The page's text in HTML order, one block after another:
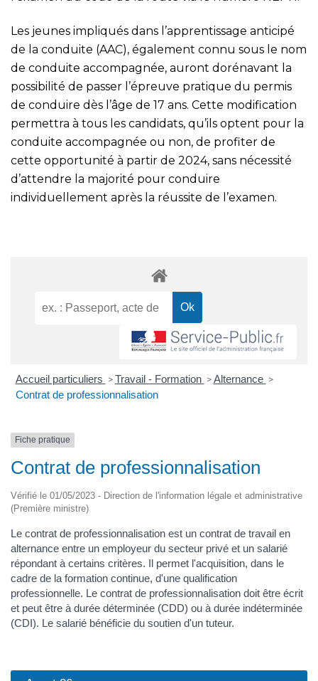
Les jeunes impliqués dans l’apprentissage anticipé
de la conduite (AAC), également connu sous le nom
de conduite accompagnée, auront dorénavant la
possibilité de passer l’épreuve pratique du permis
de conduire dès l’âge de 17 ans. Cette modification
permettra à tous les candidats, qu’ils optent pour la
conduite accompagnée ou non, de profiter de
cette opportunité à partir de 2024, sans nécessité
d’attendre la majorité pour conduire
individuellement après la réussite de l’examen.
Accueil particuliers > Travail - Formation > Alternance >
Contrat de professionnalisation
Fiche pratique
Contrat de professionnalisation
Vérifié le 01/05/2023 - Direction de l'information légale et administrative
(Première ministre)
Le contrat de professionnalisation est un contrat de travail en
alternance entre un employeur du secteur privé et un salarié
répondant à certains critères. Il permet l'acquisition, dans le
cadre de la formation continue, d'une qualification
professionnelle. Le contrat de professionnalisation doit être écrit
et peut être à durée déterminée (CDD) ou à durée indéterminée
(CDI). Le salarié bénéficie du soutien d'un tuteur.